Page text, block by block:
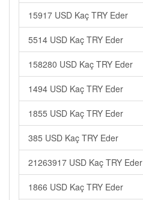
15917 USD Kaç TRY Eder
5514 USD Kaç TRY Eder
158280 USD Kaç TRY Eder
1494 USD Kaç TRY Eder
1855 USD Kaç TRY Eder
385 USD Kaç TRY Eder
21263917 USD Kaç TRY Eder
1866 USD Kaç TRY Eder